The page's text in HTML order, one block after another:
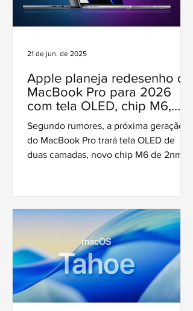
Apple planeja redesenho do
MacBook Pro para 2026
com tela OLED, chip M6,
novo design e mais
Segundo rumores, a próxima geração
do MacBook Pro trará tela OLED de
duas camadas, novo chip M6 de 2nm e
21 de jun. de 2025